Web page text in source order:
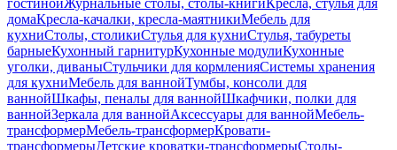
гостинойЖурнальные столы, столы-книгиКресла, стулья для
домаКресла-качалки, кресла-маятникиМебель для
кухниСтолы, столикиСтулья для кухниСтулья, табуреты
барныеКухонный гарнитурКухонные модулиКухонные
уголки, диваныСтульчики для кормленияСистемы хранения
для кухниМебель для ваннойТумбы, консоли для
ваннойШкафы, пеналы для ваннойШкафчики, полки для
ваннойЗеркала для ваннойАксессуары для ваннойМебель-
трансформерМебель-трансформерКровати-
трансформерыДетские кроватки-трансформерыСтолы-